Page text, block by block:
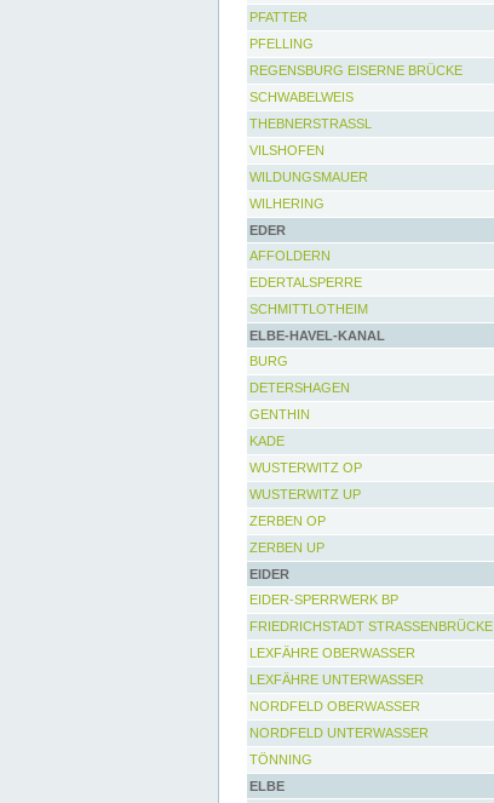
PFATTER
PFELLING
REGENSBURG EISERNE BRÜCKE
SCHWABELWEIS
THEBNERSTRASSL
VILSHOFEN
WILDUNGSMAUER
WILHERING
EDER
AFFOLDERN
EDERTALSPERRE
SCHMITTLOTHEIM
ELBE-HAVEL-KANAL
BURG
DETERSHAGEN
GENTHIN
KADE
WUSTERWITZ OP
WUSTERWITZ UP
ZERBEN OP
ZERBEN UP
EIDER
EIDER-SPERRWERK BP
FRIEDRICHSTADT STRASSENBRÜCKE
LEXFÄHRE OBERWASSER
LEXFÄHRE UNTERWASSER
NORDFELD OBERWASSER
NORDFELD UNTERWASSER
TÖNNING
ELBE